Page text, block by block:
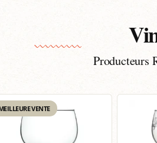
Producteurs
VENTE